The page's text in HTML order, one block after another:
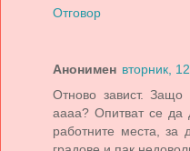
Отговор
Анонимен вторник,
Отново завист.
аааа? Опитват се да
работните места, за